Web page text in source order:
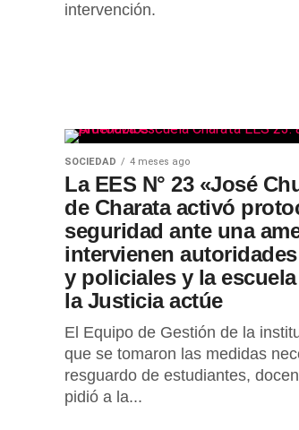
intervención.
SOCIEDAD 4 meses ago
La EES N° 23 «José
de Charata activó
seguridad ante una
intervienen
y policiales y la
la Justicia actúe
El Equipo de Gestión de la
que se tomaron las medidas
resguardo de estudiantes,
pidió a la...